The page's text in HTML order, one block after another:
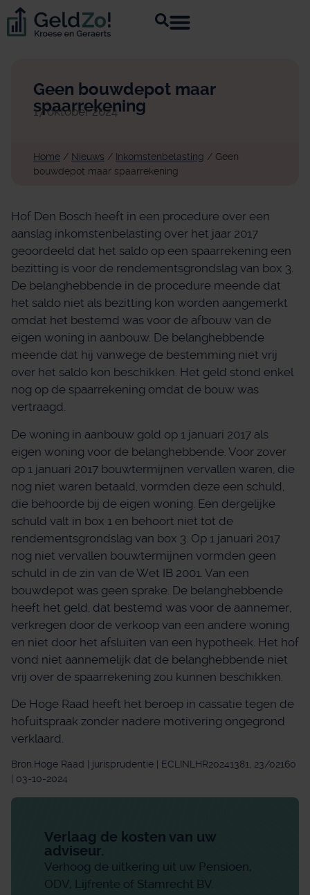
Geen bouwdepot maar
spaarrekening
17 oktober 2024
Home / Nieuws / Inkomstenbelasting / Geen
bouwdepot maar spaarrekening
Hof Den Bosch heeft in een procedure over een
aanslag inkomstenbelasting over het jaar 2017
geoordeeld dat het saldo op een spaarrekening een
bezitting is voor de rendementsgrondslag van box 3.
De belanghebbende in de procedure meende dat
het saldo niet als bezitting kon worden aangemerkt
omdat het bestemd was voor de afbouw van de
eigen woning in aanbouw. De belanghebbende
meende dat hij vanwege de bestemming niet vrij
over het saldo kon beschikken. Het geld stond enkel
nog op de spaarrekening omdat de bouw was
vertraagd.
De woning in aanbouw gold op 1 januari 2017 als
eigen woning voor de belanghebbende. Voor zover
op 1 januari 2017 bouwtermijnen vervallen waren, die
nog niet waren betaald, vormden deze een schuld,
die behoorde bij de eigen woning. Een dergelijke
schuld valt in box 1 en behoort niet tot de
rendementsgrondslag van box 3. Op 1 januari 2017
nog niet vervallen bouwtermijnen vormden geen
schuld in de zin van de Wet IB 2001. Van een
bouwdepot was geen sprake. De belanghebbende
heeft het geld, dat bestemd was voor de aannemer,
verkregen door de verkoop van een andere woning
en niet door het afsluiten van een hypotheek. Het hof
vond niet aannemelijk dat de belanghebbende niet
vrij over de spaarrekening zou kunnen beschikken.
De Hoge Raad heeft het beroep in cassatie tegen de
hofuitspraak zonder nadere motivering ongegrond
verklaard.
Bron:Hoge Raad | jurisprudentie | ECLINLHR20241381, 23/02160
| 03-10-2024
Verlaag de kosten van uw
adviseur.
Verhoog de uitkering uit uw Pensioen,
ODV, Lijfrente of Stamrecht BV.